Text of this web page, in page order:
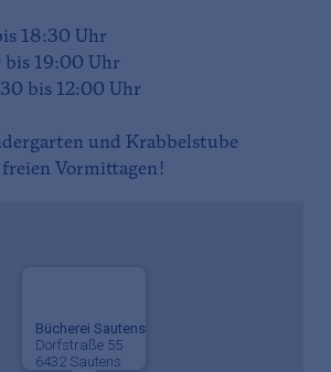
18:30 Uhr
19:00 Uhr
bis 12:00 Uhr
und Krabbelstube
Vormittagen!
Bücherei Sautens
Dorfstraße 55
6432 Sautens